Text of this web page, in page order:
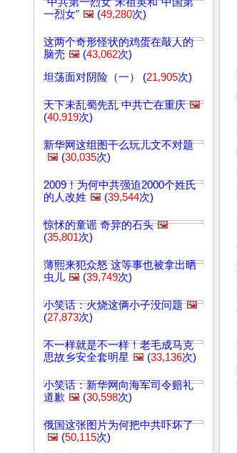
一烈女" 🖼️ (49,280次)
这两个奇形怪状的鸡蛋在敲人的
脑壳 🖼️ (43,062次)
坦荡面对阴险（一） (21,905次)
天下未乱蜀先乱 中共亡在重庆 🖼️
(40,919次)
新华网这组图干么玩儿文不对题
🖼️ (30,035次)
2009！为何中共强迫2000个姓氏
的人改姓 🖼️ (39,544次)
惊怵的童谣 奇异的石头 🖼️
(35,801次)
薄熙来犯众怒 这等事也被拿出晒
虫儿 🖼️ (39,749次)
小笑话：火烧这俩小子没问题 🖼️
(27,873次)
不一样就是不一样！老毛成马克
思故乡安全套明星 🖼️ (33,136次)
小笑话：新华网向海军司令赔礼
道歉 🖼️ (30,598次)
俄国这张图片为何把中共吓坏了
🖼️ (50,115次)